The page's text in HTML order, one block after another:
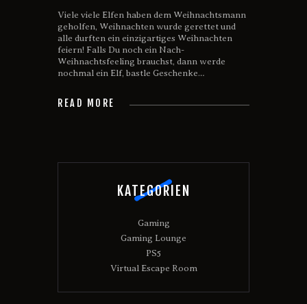
Viele viele Elfen haben dem Weihnachtsmann
geholfen, Weihnachten wurde gerettet und
alle durften ein einzigartiges Weihnachten
feiern! Falls Du noch ein Nach-
Weihnachtsfeeling brauchst, dann werde
nochmal ein Elf, bastle Geschenke…
READ MORE
KATEGORIEN
Gaming
Gaming Lounge
PS5
Virtual Escape Room